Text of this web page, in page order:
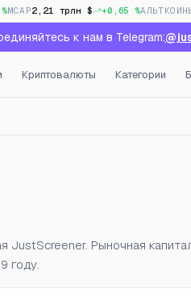
MCAP2,21 трлн $ +0,65 %
к нам в Telegram:
Криптовалюты Категории
JustScreener. Рыночная
году.